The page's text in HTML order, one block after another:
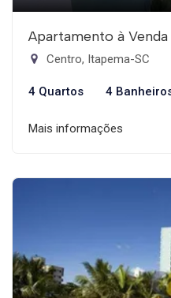
Apartamento à
Centro, Itapema-SC
4 Quartos 4
Mais informações